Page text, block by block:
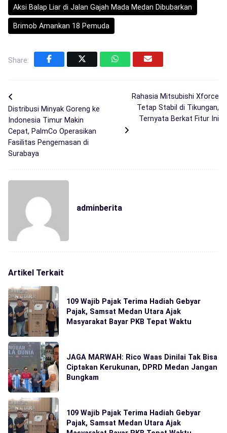
Aksi Balap Liar di Jalan Gajah Mada Medan Dibubarkan
Brimob Amankan 18 Pemuda
Share:
Distribusi Minyak Goreng ke
Indonesia Timur Makin
Cepat, PalmCo Operasikan
Fasilitas Pengemasan di
Surabaya
Rahasia Mitsubishi Xforce
Tetap Stabil di Tikungan,
Ternyata Berkat Fitur Ini
adminberita
Artikel Terkait
109 Wajib Pajak Terima Hadiah Gebyar
Pajak, Samsat Medan Utara Ajak
Masyarakat Bayar PKB Tepat Waktu
JAGA MARWAH: Rico Waas Dinilai Tak Bisa
Ciptakan Kerukunan, DPRD Medan Jangan
Bungkam
109 Wajib Pajak Terima Hadiah Gebyar
Pajak, Samsat Medan Utara Ajak